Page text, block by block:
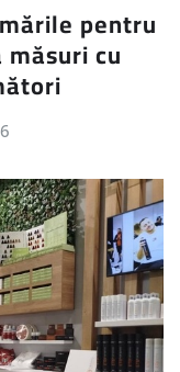
pentru
cu